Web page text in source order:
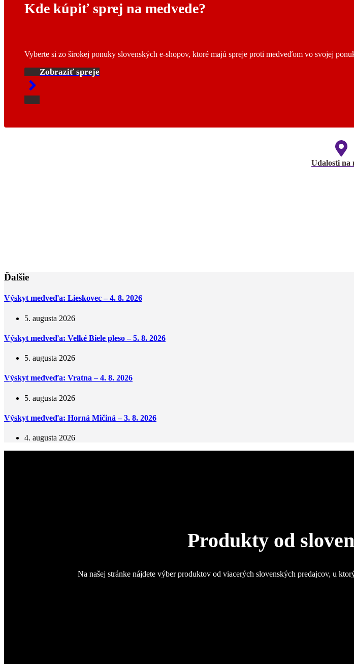
Kde kúpiť sprej na medvede?
Vyberte si zo širokej ponuky slovenských e-shopov, ktoré majú spreje proti medveďom vo svojej
Zobraziť spreje
Udalosti na
Ďalšie
Výskyt medveďa: Lieskovec – 4. 8. 2026
5. augusta 2026
Výskyt medveďa: Velké Biele pleso – 5. 8. 2026
5. augusta 2026
Výskyt medveďa: Vratna – 4. 8. 2026
5. augusta 2026
Výskyt medveďa: Horná Mičiná – 3. 8. 2026
4. augusta 2026
Produkty od
Na našej stránke nájdete výber produktov od viacerých slovenských predajcov, u